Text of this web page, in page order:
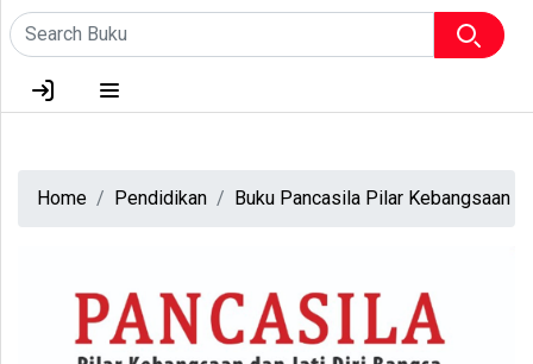
HOME
LOGIN
Home Pendidikan Buku Pancasila Pilar Kebangsaan